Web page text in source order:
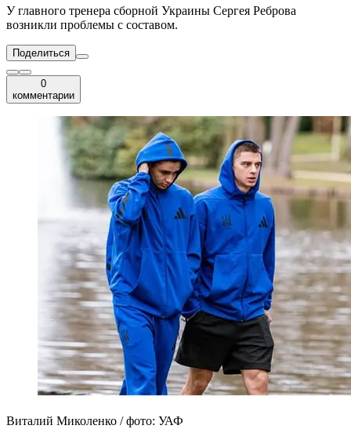
У главного тренера сборной Украины Сергея Реброва
возникли проблемы с составом.
Поделиться
0
комментарии
Виталий Миколенко / фото: УАФ